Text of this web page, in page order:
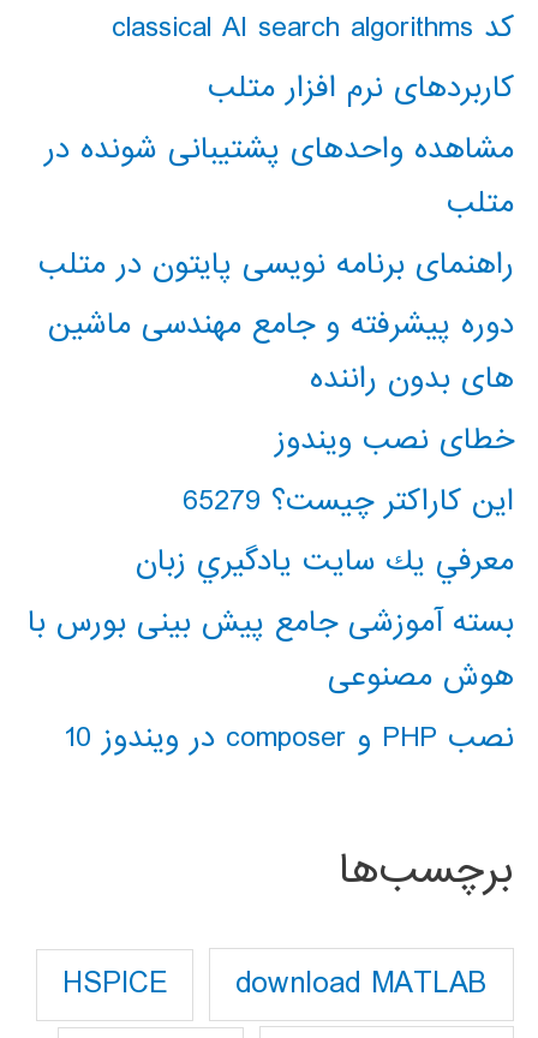
کد classical AI search algorithms
کاربردهای نرم افزار متلب
مشاهده واحدهای پشتیبانی شونده در
متلب
راهنمای برنامه نویسی پایتون در متلب
دوره پیشرفته و جامع مهندسی ماشین
های بدون راننده
خطای نصب ویندوز
این کاراکتر چیست؟ 65279
معرفي يك سايت يادگيري زبان
بسته آموزشی جامع پیش بینی بورس با
هوش مصنوعی
نصب PHP و composer در ویندوز 10
برچسب‌ها
download MATLAB
HSPICE